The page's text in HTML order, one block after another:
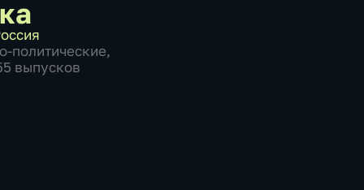
политические,
выпусков